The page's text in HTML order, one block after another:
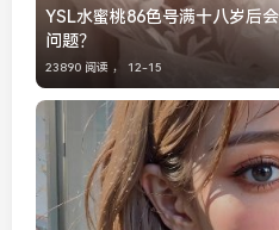
YSL水蜜桃86色号满十八岁后
问题？
23890 阅读 ， 12-15